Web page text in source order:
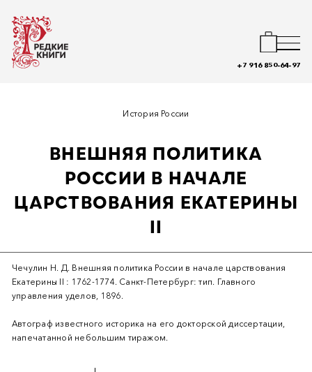
+7 916 850-64-97
История России
ВНЕШНЯЯ ПОЛИТИКА
РОССИИ В НАЧАЛЕ
ЦАРСТВОВАНИЯ ЕКАТЕРИНЫ
II
Чечулин Н. Д. Внешняя политика России в начале царствования
Екатерины II : 1762-1774. Санкт-Петербург: тип. Главного
управления уделов, 1896.
Автограф известного историка на его докторской диссертации,
напечатанной небольшим тиражом.